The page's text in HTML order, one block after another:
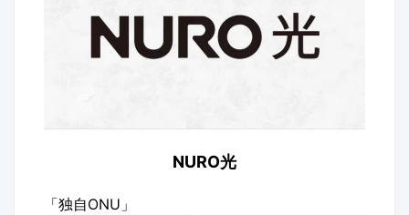
NURO光
「独自ONU」